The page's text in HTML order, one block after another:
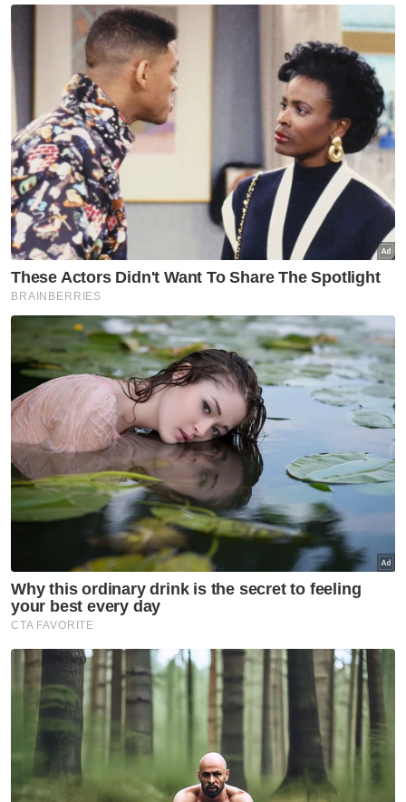
Petra Datuk Mubarak Dohak (Sungei Ujong),
Datuk Mendika Menteri Akhirulzaman Datuk
Maarof Mat Rashad (Jelebu), Datuk Johan
Pahlawan Lela Perkasa Setiawan Datuk
Muhammad Abdullah (Johol), Datuk Sedia
Raja Abdul Rahim Yasin (Rembau) dan Tunku
Syed Razman Tunku Syed Idrus Al Qadri
(Tunku Besar Tampin).
Mereka turut menasihatkan agar istiadat
tersebut ditangguhkan sementara sehingga
selesai segala proses adat dan undang-
undang berhubung peralihan tampuk
pemerintahan Yang di-Pertuan Besar Negeri
Sembilan ke-12.
Berita Telus & Tulus menerusi E-Mel setiap
hari!
Keputusan berkenaan dibuat susulan
pengisytiharan pemecatan Tuanku Muhriz
oleh mereka pada 19 April lalu serta melihat
kepada situasi mutakhir ini.
Muat turun aplikasi Sinar Harian.
Klik di sini!